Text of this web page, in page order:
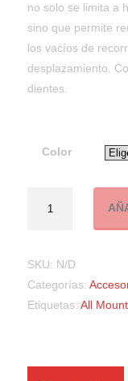
no solo se limita a
sino que permite
los vacíos de
desplazamiento.
dientes.
Color
SKU: N/D
Categorías:
Etiquetas: All